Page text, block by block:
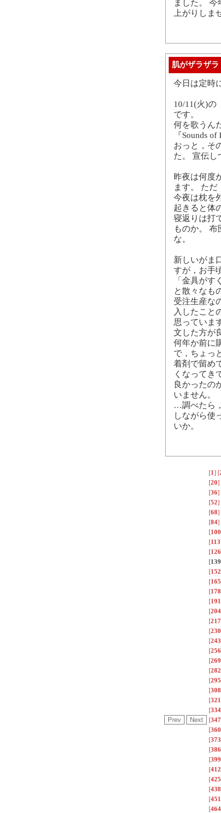
ました。
上がりしま
肌がザラザラ
今日は定時
10/11(火)の
です。
何を歌うん
『Sounds
おっと，そ
た。 宣伝し
昨夜は何度
ます。 た
今夜は枕を
起きると体
寝返りは打
ものか。
な。
新しいがま
すが，お手
「金具が
と散々なも
受注生産な
入したこと
思っていま
文した方が
何年か前に
で，ちょっ
着剤で留め
くなってき
良かったの
いません。
…調べたら
しながら使
いか。
[1] [
[20]
[36]
[52]
[68]
[84]
[100
[113
[126
[139
[152
[165
[178
[191
[204
[217
[230
[243
[256
[269
[282
[295
[308
[321
[334
[347
[360
[373
[386
[399
[412
[425
[438
[451
[464